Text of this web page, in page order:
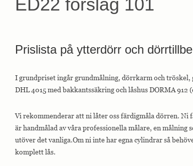
ED22 förslag 101
Prislista på ytterdörr och
I grundpriset ingår grundmålning, dörrkarm och tröskel,
DHL 4015 med bakkantssäkring och låshus DORMA 912
Vi rekommenderar att ni låter oss färdigmåla dörren. Ni
är handmålad av våra professionella målare, en målning
utöver det vanliga.Om ni inte har egna cylindrar så
komplett lås.